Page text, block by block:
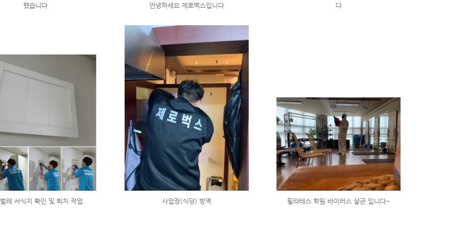
했습니다 안녕하세요 제로벅스입니다 다
레 서식지 확인 및 퇴치 작업 사업장(식당) 방역 필라테스 학원 바이러스 살균 입니다~